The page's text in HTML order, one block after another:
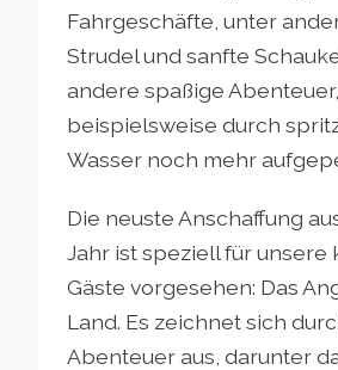
Fahrgeschäfte, unter
Strudel und sanfte
andere spaßige
beispielsweise durch
Wasser noch mehr
Die neuste Anschaffung
Jahr ist speziell für unsere
Gäste vorgesehen: Das
Land. Es zeichnet sich
Abenteuer aus, darunter